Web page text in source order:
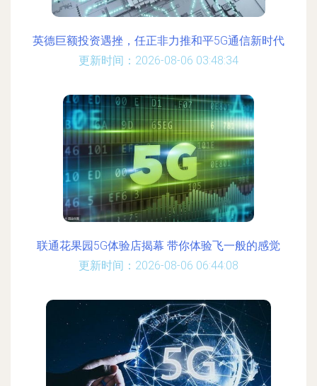
英德巨额投资遇挫，任正非力推和平5G通信新时代
更新时间：2026-08-06 03:48:34
联通花果园5G体验店揭幕 带你体验飞一般的感觉
更新时间：2026-08-06 06:44:08